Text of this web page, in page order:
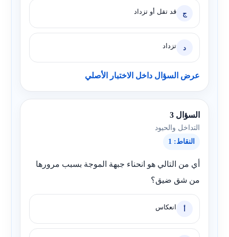
ج قد تقل أو تزداد
د تزداد
عرض السؤال داخل الاختبار الأصلي
السؤال 3
التداخل والحيود
النقاط: 1
أي من التالي هو انحناء جبهة الموجة بسبب مرورها
من شق ضيق؟
أ انعكاس